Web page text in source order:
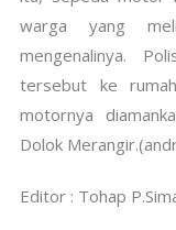
warga yang
mengenalinya.
tersebut ke
motornya
Dolok
Editor : Tohap